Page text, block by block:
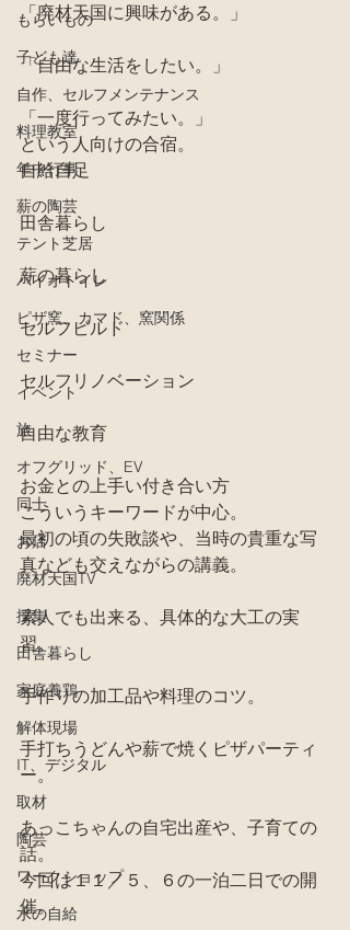
もらいもの
子ども達
自作、セルフメンテナンス
料理教室
年中行事
薪の陶芸
テント芝居
バイオトイレ
ピザ窯、カマド、窯関係
セミナー
イベント
旅
オフグリッド、EV
同士
お店
廃材天国TV
採集
田舎暮らし
家庭養鶏
解体現場
IT、デジタル
取材
陶芸
ワークショップ
水の自給
「廃材天国に興味がある。」
「自由な生活をしたい。」
「一度行ってみたい。」
という人向けの合宿。
自給自足
田舎暮らし
薪の暮らし
セルフビルド
セルフリノベーション
自由な教育
お金との上手い付き合い方
こういうキーワードが中心。
最初の頃の失敗談や、当時の貴重な写
真なども交えながらの講義。
素人でも出来る、具体的な大工の実
習。
手作りの加工品や料理のコツ。
手打ちうどんや薪で焼くピザパーティ
ー。
あっこちゃんの自宅出産や、子育ての
話。
今回は１１／５、６の一泊二日での開
催。